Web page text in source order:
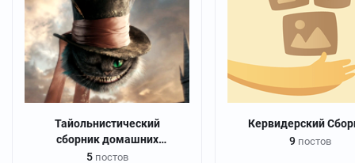
Тайольнистический
сборник домашних
правил
5постов
Кервидерский
9постов